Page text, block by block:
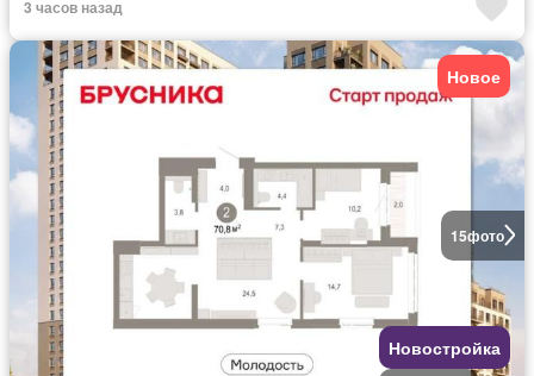
3 часов назад
15фото
Новое
Новостройка